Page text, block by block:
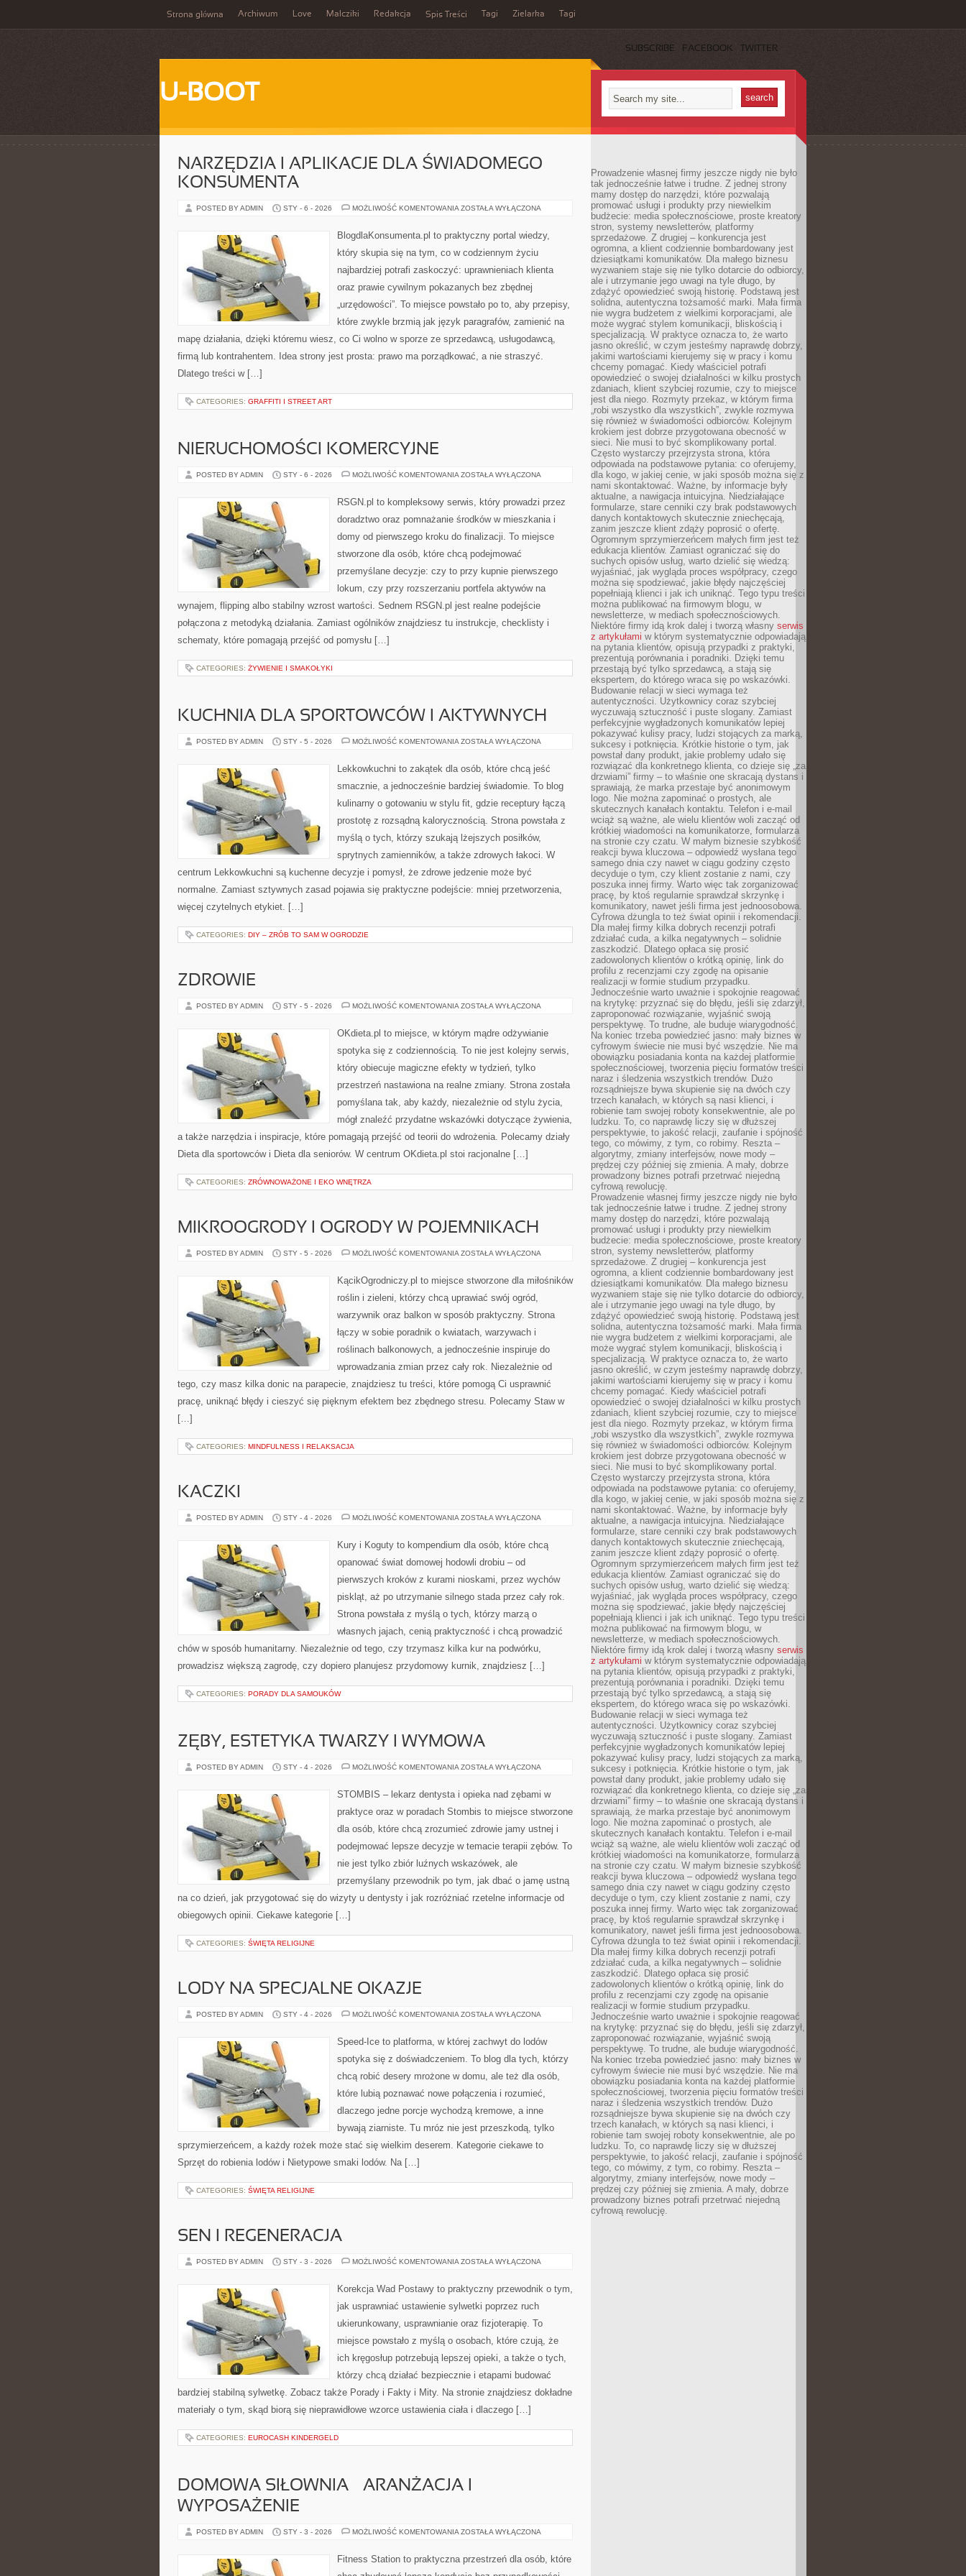
Strona główna Archiwum Love Malcziki Redakcja Spis Treści Tagi Zielarka Tagi
SUBSCRIBE FACEBOOK TWITTER
U-BOOT
NARZĘDZIA I APLIKACJE DLA ŚWIADOMEGO
KONSUMENTA
POSTED BY ADMIN STY - 6 - 2026 MOŻLIWOŚĆ KOMENTOWANIA NARZĘDZIA
DLA
ŚWIADOMEGO
ZOSTAŁA WYŁĄCZONA
BlogdlaKonsumenta.pl to praktyczny portal wiedzy,
który skupia się na tym, co w codziennym życiu
najbardziej potrafi zaskoczyć: uprawnieniach klienta
oraz prawie cywilnym pokazanych bez zbędnej
„urzędowości”. To miejsce powstało po to, aby przepisy,
które zwykle brzmią jak język paragrafów, zamienić na
mapę działania, dzięki któremu wiesz, co Ci wolno w sporze ze sprzedawcą, usługodawcą,
firmą lub kontrahentem. Idea strony jest prosta: prawo ma porządkować, a nie straszyć.
Dlatego treści w […]
CATEGORIES: GRAFFITI I STREET ART
NIERUCHOMOŚCI KOMERCYJNE
POSTED BY ADMIN STY - 6 - 2026 MOŻLIWOŚĆ KOMENTOWANIA NIERUCHOMOŚCI
ZOSTAŁA WYŁĄCZONA
RSGN.pl to kompleksowy serwis, który prowadzi przez
doradztwo oraz pomnażanie środków w mieszkania i
domy od pierwszego kroku do finalizacji. To miejsce
stworzone dla osób, które chcą podejmować
przemyślane decyzje: czy to przy kupnie pierwszego
lokum, czy przy rozszerzaniu portfela aktywów na
wynajem, flipping albo stabilny wzrost wartości. Sednem RSGN.pl jest realne podejście
połączona z metodyką działania. Zamiast ogólników znajdziesz tu instrukcje, checklisty i
schematy, które pomagają przejść od pomysłu […]
CATEGORIES: ŻYWIENIE I SMAKOŁYKI
KUCHNIA DLA SPORTOWCÓW I AKTYWNYCH
POSTED BY ADMIN STY - 5 - 2026 MOŻLIWOŚĆ KOMENTOWANIA KUCHNIA
AKTYWNYCH
ZOSTAŁA WYŁĄCZONA
Lekkowkuchni to zakątek dla osób, które chcą jeść
smacznie, a jednocześnie bardziej świadomie. To blog
kulinarny o gotowaniu w stylu fit, gdzie receptury łączą
prostotę z rozsądną kalorycznością. Strona powstała z
myślą o tych, którzy szukają lżejszych posiłków,
sprytnych zamienników, a także zdrowych łakoci. W
centrum Lekkowkuchni są kuchenne decyzje i pomysł, że zdrowe jedzenie może być
normalne. Zamiast sztywnych zasad pojawia się praktyczne podejście: mniej przetworzenia,
więcej czytelnych etykiet. […]
CATEGORIES: DIY – ZRÓB TO SAM W OGRODZIE
ZDROWIE
POSTED BY ADMIN STY - 5 - 2026 MOŻLIWOŚĆ KOMENTOWANIA ZDROWIE
ZOSTAŁA WYŁĄCZONA
OKdieta.pl to miejsce, w którym mądre odżywianie
spotyka się z codziennością. To nie jest kolejny serwis,
który obiecuje magiczne efekty w tydzień, tylko
przestrzeń nastawiona na realne zmiany. Strona została
pomyślana tak, aby każdy, niezależnie od stylu życia,
mógł znaleźć przydatne wskazówki dotyczące żywienia,
a także narzędzia i inspiracje, które pomagają przejść od teorii do wdrożenia. Polecamy działy
Dieta dla sportowców i Dieta dla seniorów. W centrum OKdieta.pl stoi racjonalne […]
CATEGORIES: ZRÓWNOWAŻONE I EKO WNĘTRZA
MIKROOGRODY I OGRODY W POJEMNIKACH
POSTED BY ADMIN STY - 5 - 2026 MOŻLIWOŚĆ KOMENTOWANIA MIKROOGRODY
POJEMNIKACH
ZOSTAŁA WYŁĄCZONA
KącikOgrodniczy.pl to miejsce stworzone dla miłośników
roślin i zieleni, którzy chcą uprawiać swój ogród,
warzywnik oraz balkon w sposób praktyczny. Strona
łączy w sobie poradnik o kwiatach, warzywach i
roślinach balkonowych, a jednocześnie inspiruje do
wprowadzania zmian przez cały rok. Niezależnie od
tego, czy masz kilka donic na parapecie, znajdziesz tu treści, które pomogą Ci usprawnić
pracę, uniknąć błędy i cieszyć się pięknym efektem bez zbędnego stresu. Polecamy Staw w
[…]
CATEGORIES: MINDFULNESS I RELAKSACJA
KACZKI
POSTED BY ADMIN STY - 4 - 2026 MOŻLIWOŚĆ KOMENTOWANIA KACZKI
ZOSTAŁA WYŁĄCZONA
Kury i Koguty to kompendium dla osób, które chcą
opanować świat domowej hodowli drobiu – od
pierwszych kroków z kurami nioskami, przez wychów
piskląt, aż po utrzymanie silnego stada przez cały rok.
Strona powstała z myślą o tych, którzy marzą o
własnych jajach, cenią praktyczność i chcą prowadzić
chów w sposób humanitarny. Niezależnie od tego, czy trzymasz kilka kur na podwórku,
prowadzisz większą zagrodę, czy dopiero planujesz przydomowy kurnik, znajdziesz […]
CATEGORIES: PORADY DLA SAMOUKÓW
ZĘBY, ESTETYKA TWARZY I WYMOWA
POSTED BY ADMIN STY - 4 - 2026 MOŻLIWOŚĆ KOMENTOWANIA ZĘBY,
WYMOWA
ZOSTAŁA WYŁĄCZONA
STOMBIS – lekarz dentysta i opieka nad zębami w
praktyce oraz w poradach Stombis to miejsce stworzone
dla osób, które chcą zrozumieć zdrowie jamy ustnej i
podejmować lepsze decyzje w temacie terapii zębów. To
nie jest tylko zbiór luźnych wskazówek, ale
przemyślany przewodnik po tym, jak dbać o jamę ustną
na co dzień, jak przygotować się do wizyty u dentysty i jak rozróżniać rzetelne informacje od
obiegowych opinii. Ciekawe kategorie […]
CATEGORIES: ŚWIĘTA RELIGIJNE
LODY NA SPECJALNE OKAZJE
POSTED BY ADMIN STY - 4 - 2026 MOŻLIWOŚĆ KOMENTOWANIA LODY
OKAZJE
ZOSTAŁA WYŁĄCZONA
Speed-Ice to platforma, w której zachwyt do lodów
spotyka się z doświadczeniem. To blog dla tych, którzy
chcą robić desery mrożone w domu, ale też dla osób,
które lubią poznawać nowe połączenia i rozumieć,
dlaczego jedne porcje wychodzą kremowe, a inne
bywają ziarniste. Tu mróz nie jest przeszkodą, tylko
sprzymierzeńcem, a każdy rożek może stać się wielkim deserem. Kategorie ciekawe to
Sprzęt do robienia lodów i Nietypowe smaki lodów. Na […]
CATEGORIES: ŚWIĘTA RELIGIJNE
SEN I REGENERACJA
POSTED BY ADMIN STY - 3 - 2026 MOŻLIWOŚĆ KOMENTOWANIA SEN
ZOSTAŁA WYŁĄCZONA
Korekcja Wad Postawy to praktyczny przewodnik o tym,
jak usprawniać ustawienie sylwetki poprzez ruch
ukierunkowany, usprawnianie oraz fizjoterapię. To
miejsce powstało z myślą o osobach, które czują, że
ich kręgosłup potrzebują lepszej opieki, a także o tych,
którzy chcą działać bezpiecznie i etapami budować
bardziej stabilną sylwetkę. Zobacz także Porady i Fakty i Mity. Na stronie znajdziesz dokładne
materiały o tym, skąd biorą się nieprawidłowe wzorce ustawienia ciała i dlaczego […]
CATEGORIES: EUROCASH KINDERGELD
DOMOWA SIŁOWNIA – ARANŻACJA I
WYPOSAŻENIE
POSTED BY ADMIN STY - 3 - 2026 MOŻLIWOŚĆ KOMENTOWANIA DOMOWA
ARANŻACJA
I
ZOSTAŁA WYŁĄCZONA
Fitness Station to praktyczna przestrzeń dla osób, które
Prowadzenie własnej firmy jeszcze nigdy nie było
tak jednocześnie łatwe i trudne. Z jednej strony
mamy dostęp do narzędzi, które pozwalają
promować usługi i produkty przy niewielkim
budżecie: media społecznościowe, proste kreatory
stron, systemy newsletterów, platformy
sprzedażowe. Z drugiej – konkurencja jest
ogromna, a klient codziennie bombardowany jest
dziesiątkami komunikatów. Dla małego biznesu
wyzwaniem staje się nie tylko dotarcie do odbiorcy,
ale i utrzymanie jego uwagi na tyle długo, by
zdążyć opowiedzieć swoją historię. Podstawą jest
solidna, autentyczna tożsamość marki. Mała firma
nie wygra budżetem z wielkimi korporacjami, ale
może wygrać stylem komunikacji, bliskością i
specjalizacją. W praktyce oznacza to, że warto
jasno określić, w czym jesteśmy naprawdę dobrzy,
jakimi wartościami kierujemy się w pracy i komu
chcemy pomagać. Kiedy właściciel potrafi
opowiedzieć o swojej działalności w kilku prostych
zdaniach, klient szybciej rozumie, czy to miejsce
jest dla niego. Rozmyty przekaz, w którym firma
„robi wszystko dla wszystkich”, zwykle rozmywa
się również w świadomości odbiorców. Kolejnym
krokiem jest dobrze przygotowana obecność w
sieci. Nie musi to być skomplikowany portal.
Często wystarczy przejrzysta strona, która
odpowiada na podstawowe pytania: co oferujemy,
dla kogo, w jakiej cenie, w jaki sposób można się z
nami skontaktować. Ważne, by informacje były
aktualne, a nawigacja intuicyjna. Niedziałające
formularze, stare cenniki czy brak podstawowych
danych kontaktowych skutecznie zniechęcają,
zanim jeszcze klient zdąży poprosić o ofertę.
Ogromnym sprzymierzeńcem małych firm jest też
edukacja klientów. Zamiast ograniczać się do
suchych opisów usług, warto dzielić się wiedzą:
wyjaśniać, jak wygląda proces współpracy, czego
można się spodziewać, jakie błędy najczęściej
popełniają klienci i jak ich uniknąć. Tego typu treści
można publikować na firmowym blogu, w
newsletterze, w mediach społecznościowych.
Niektóre firmy idą krok dalej i tworzą własny serwis
z artykułami w którym systematycznie odpowiadają
na pytania klientów, opisują przypadki z praktyki,
prezentują porównania i poradniki. Dzięki temu
przestają być tylko sprzedawcą, a stają się
ekspertem, do którego wraca się po wskazówki.
Budowanie relacji w sieci wymaga też
autentyczności. Użytkownicy coraz szybciej
wyczuwają sztuczność i puste slogany. Zamiast
perfekcyjnie wygładzonych komunikatów lepiej
pokazywać kulisy pracy, ludzi stojących za marką,
sukcesy i potknięcia. Krótkie historie o tym, jak
powstał dany produkt, jakie problemy udało się
rozwiązać dla konkretnego klienta, co dzieje się „za
drzwiami” firmy – to właśnie one skracają dystans i
sprawiają, że marka przestaje być anonimowym
logo. Nie można zapominać o prostych, ale
skutecznych kanałach kontaktu. Telefon i e-mail
wciąż są ważne, ale wielu klientów woli zacząć od
krótkiej wiadomości na komunikatorze, formularza
na stronie czy czatu. W małym biznesie szybkość
reakcji bywa kluczowa – odpowiedź wysłana tego
samego dnia czy nawet w ciągu godziny często
decyduje o tym, czy klient zostanie z nami, czy
poszuka innej firmy. Warto więc tak zorganizować
pracę, by ktoś regularnie sprawdzał skrzynkę i
komunikatory, nawet jeśli firma jest jednoosobowa.
Cyfrowa dżungla to też świat opinii i rekomendacji.
Dla małej firmy kilka dobrych recenzji potrafi
zdziałać cuda, a kilka negatywnych – solidnie
zaszkodzić. Dlatego opłaca się prosić
zadowolonych klientów o krótką opinię, link do
profilu z recenzjami czy zgodę na opisanie
realizacji w formie studium przypadku.
Jednocześnie warto uważnie i spokojnie reagować
na krytykę: przyznać się do błędu, jeśli się zdarzył,
zaproponować rozwiązanie, wyjaśnić swoją
perspektywę. To trudne, ale buduje wiarygodność.
Na koniec trzeba powiedzieć jasno: mały biznes w
cyfrowym świecie nie musi być wszędzie. Nie ma
obowiązku posiadania konta na każdej platformie
społecznościowej, tworzenia pięciu formatów treści
naraz i śledzenia wszystkich trendów. Dużo
rozsądniejsze bywa skupienie się na dwóch czy
trzech kanałach, w których są nasi klienci, i
robienie tam swojej roboty konsekwentnie, ale po
ludzku. To, co naprawdę liczy się w dłuższej
perspektywie, to jakość relacji, zaufanie i spójność
tego, co mówimy, z tym, co robimy. Reszta –
algorytmy, zmiany interfejsów, nowe mody –
prędzej czy później się zmienia. A mały, dobrze
prowadzony biznes potrafi przetrwać niejedną
cyfrową rewolucję.
Prowadzenie własnej firmy jeszcze nigdy nie było
tak jednocześnie łatwe i trudne. Z jednej strony
mamy dostęp do narzędzi, które pozwalają
promować usługi i produkty przy niewielkim
budżecie: media społecznościowe, proste kreatory
stron, systemy newsletterów, platformy
sprzedażowe. Z drugiej – konkurencja jest
ogromna, a klient codziennie bombardowany jest
dziesiątkami komunikatów. Dla małego biznesu
wyzwaniem staje się nie tylko dotarcie do odbiorcy,
ale i utrzymanie jego uwagi na tyle długo, by
zdążyć opowiedzieć swoją historię. Podstawą jest
solidna, autentyczna tożsamość marki. Mała firma
nie wygra budżetem z wielkimi korporacjami, ale
może wygrać stylem komunikacji, bliskością i
specjalizacją. W praktyce oznacza to, że warto
jasno określić, w czym jesteśmy naprawdę dobrzy,
jakimi wartościami kierujemy się w pracy i komu
chcemy pomagać. Kiedy właściciel potrafi
opowiedzieć o swojej działalności w kilku prostych
zdaniach, klient szybciej rozumie, czy to miejsce
jest dla niego. Rozmyty przekaz, w którym firma
„robi wszystko dla wszystkich”, zwykle rozmywa
się również w świadomości odbiorców. Kolejnym
krokiem jest dobrze przygotowana obecność w
sieci. Nie musi to być skomplikowany portal.
Często wystarczy przejrzysta strona, która
odpowiada na podstawowe pytania: co oferujemy,
dla kogo, w jakiej cenie, w jaki sposób można się z
nami skontaktować. Ważne, by informacje były
aktualne, a nawigacja intuicyjna. Niedziałające
formularze, stare cenniki czy brak podstawowych
danych kontaktowych skutecznie zniechęcają,
zanim jeszcze klient zdąży poprosić o ofertę.
Ogromnym sprzymierzeńcem małych firm jest też
edukacja klientów. Zamiast ograniczać się do
suchych opisów usług, warto dzielić się wiedzą:
wyjaśniać, jak wygląda proces współpracy, czego
można się spodziewać, jakie błędy najczęściej
popełniają klienci i jak ich uniknąć. Tego typu treści
można publikować na firmowym blogu, w
newsletterze, w mediach społecznościowych.
Niektóre firmy idą krok dalej i tworzą własny serwis
z artykułami w którym systematycznie odpowiadają
na pytania klientów, opisują przypadki z praktyki,
prezentują porównania i poradniki. Dzięki temu
przestają być tylko sprzedawcą, a stają się
ekspertem, do którego wraca się po wskazówki.
Budowanie relacji w sieci wymaga też
autentyczności. Użytkownicy coraz szybciej
wyczuwają sztuczność i puste slogany. Zamiast
perfekcyjnie wygładzonych komunikatów lepiej
pokazywać kulisy pracy, ludzi stojących za marką,
sukcesy i potknięcia. Krótkie historie o tym, jak
powstał dany produkt, jakie problemy udało się
rozwiązać dla konkretnego klienta, co dzieje się „za
drzwiami” firmy – to właśnie one skracają dystans i
sprawiają, że marka przestaje być anonimowym
logo. Nie można zapominać o prostych, ale
skutecznych kanałach kontaktu. Telefon i e-mail
wciąż są ważne, ale wielu klientów woli zacząć od
krótkiej wiadomości na komunikatorze, formularza
na stronie czy czatu. W małym biznesie szybkość
reakcji bywa kluczowa – odpowiedź wysłana tego
samego dnia czy nawet w ciągu godziny często
decyduje o tym, czy klient zostanie z nami, czy
poszuka innej firmy. Warto więc tak zorganizować
pracę, by ktoś regularnie sprawdzał skrzynkę i
komunikatory, nawet jeśli firma jest jednoosobowa.
Cyfrowa dżungla to też świat opinii i rekomendacji.
Dla małej firmy kilka dobrych recenzji potrafi
zdziałać cuda, a kilka negatywnych – solidnie
zaszkodzić. Dlatego opłaca się prosić
zadowolonych klientów o krótką opinię, link do
profilu z recenzjami czy zgodę na opisanie
realizacji w formie studium przypadku.
Jednocześnie warto uważnie i spokojnie reagować
na krytykę: przyznać się do błędu, jeśli się zdarzył,
zaproponować rozwiązanie, wyjaśnić swoją
perspektywę. To trudne, ale buduje wiarygodność.
Na koniec trzeba powiedzieć jasno: mały biznes w
cyfrowym świecie nie musi być wszędzie. Nie ma
obowiązku posiadania konta na każdej platformie
społecznościowej, tworzenia pięciu formatów treści
naraz i śledzenia wszystkich trendów. Dużo
rozsądniejsze bywa skupienie się na dwóch czy
trzech kanałach, w których są nasi klienci, i
robienie tam swojej roboty konsekwentnie, ale po
ludzku. To, co naprawdę liczy się w dłuższej
perspektywie, to jakość relacji, zaufanie i spójność
tego, co mówimy, z tym, co robimy. Reszta –
algorytmy, zmiany interfejsów, nowe mody –
prędzej czy później się zmienia. A mały, dobrze
prowadzony biznes potrafi przetrwać niejedną
cyfrową rewolucję.